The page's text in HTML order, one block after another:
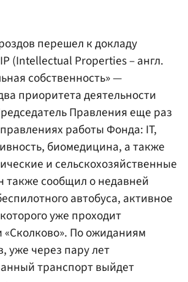
перешел к докладу
(Intellectual Properties – англ.
собственность» —
приоритета деятельности
Правления еще раз
работы Фонда: IT,
биомедицина, а также
и сельскохозяйственные
также сообщил о недавней
автобуса, активное
уже проходит
«Сколково». По ожиданиям
уже через пару лет
транспорт выйдет